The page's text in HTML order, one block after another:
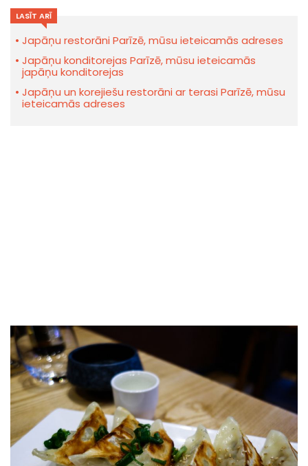
LASĪT ARĪ
Japāņu restorāni Parīzē, mūsu ieteicamās adreses
Japāņu konditorejas Parīzē, mūsu ieteicamās
japāņu konditorejas
Japāņu un korejiešu restorāni ar terasi Parīzē, mūsu
ieteicamās adreses